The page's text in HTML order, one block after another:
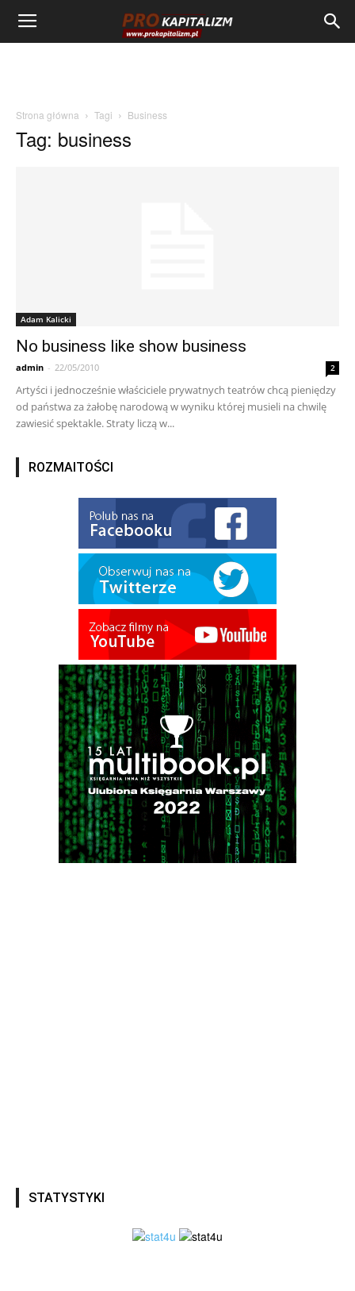
Strona główna Tagi Business
Tag: business
Adam Kalicki
No business like show business
admin - 22/05/2010 2
Artyści i jednocześnie właściciele prywatnych teatrów chcą pieniędzy
od państwa za żałobę narodową w wyniku której musieli na chwilę
zawiesić spektakle. Straty liczą w...
ROZMAITOŚCI
STATYSTYKI